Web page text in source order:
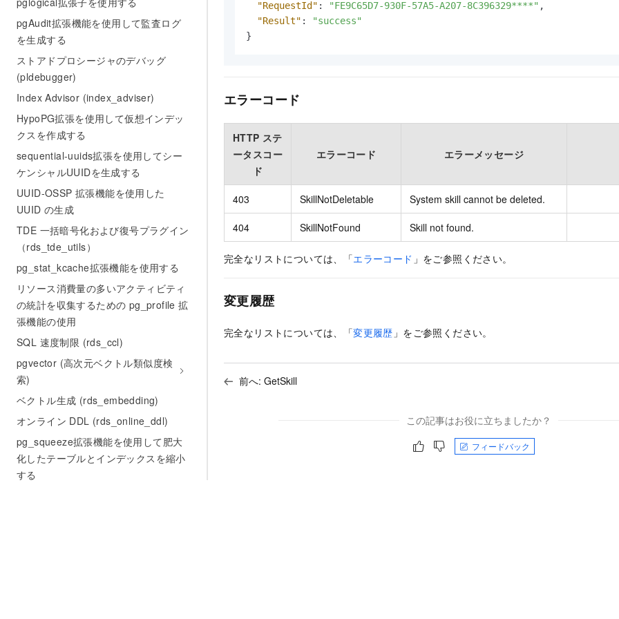
pgAudit拡張機能を使用して監査ログ
を生成する
ストアドプロシージャのデバッグ
(pldebugger)
Index Advisor (index_adviser)
HypoPG拡張を使用して仮想インデッ
クスを作成する
sequential-uuids拡張を使用してシー
ケンシャルUUIDを生成する
UUID-OSSP 拡張機能を使用した
UUID の生成
TDE 一括暗号化および復号プラグイン
（rds_tde_utils）
pg_stat_kcache拡張機能を使用する
リソース消費量の多いアクティビティ
の統計を収集するための pg_profile 拡
張機能の使用
SQL 速度制限 (rds_ccl)
pgvector (高次元ベクトル類似度検
索)
ベクトル生成 (rds_embedding)
オンライン DDL (rds_online_ddl)
pg_squeeze拡張機能を使用して肥大
化したテーブルとインデックスを縮小
する
"RequestId" : "FE9C65D7-930F-57A5-A207-8C396329****" ,
"Result" :
"success"
}
エラーコード
HTTP ステ
ータスコー
ド
エラーコード エラーメッセージ
403 SkillNotDeletable System skill cannot be deleted.
404 SkillNotFound Skill not found.
完全なリストについては、「エラーコード 」をご参照ください。
変更履歴
完全なリストについては、「変更履歴 」をご参照ください。
前へ: GetSkill
この記事はお役に立ちましたか？
フィードバック